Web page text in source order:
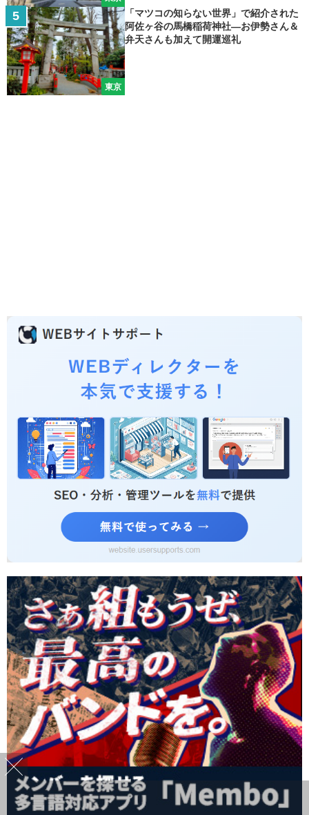
東京
「マツコの知らない世界」で紹介された
阿佐ヶ谷の馬橋稲荷神社―お伊勢さん＆
弁天さんも加えて開運巡礼